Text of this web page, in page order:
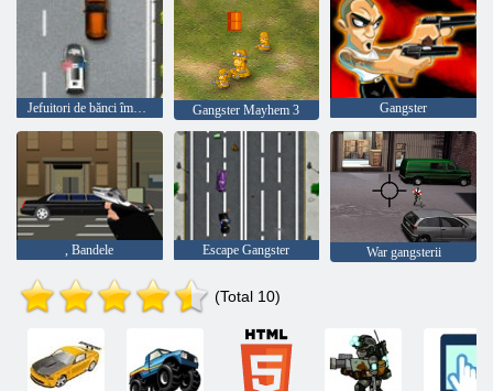
Jefuitori de bănci împotriva poliției Gangster Mayhem 3 Gangster
, Bandele Escape Gangster War gangsterii
(Total 10)